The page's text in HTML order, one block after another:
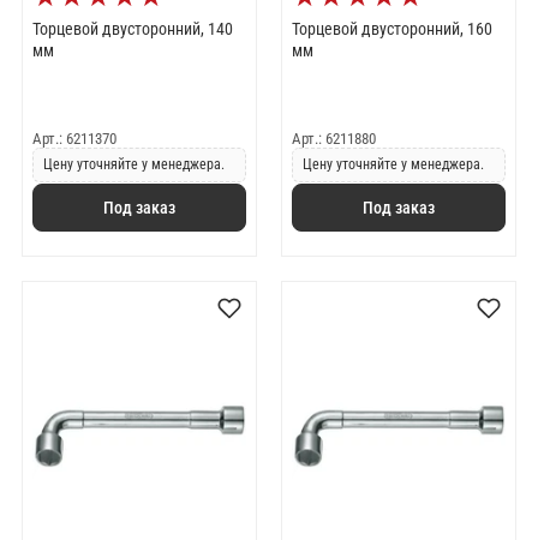
Торцевой двусторонний, 140
мм
Арт.: 6211370
Цену уточняйте у менеджера.
Под заказ
Торцевой двусторонний, 160
мм
Арт.: 6211880
Цену уточняйте у менеджера.
Под заказ